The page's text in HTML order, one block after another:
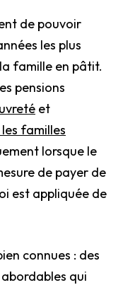
de pouvoir
les plus
famille en pâtit.
pensions
et
familles
lorsque le
de payer de
est appliquée de
connues : des
qui